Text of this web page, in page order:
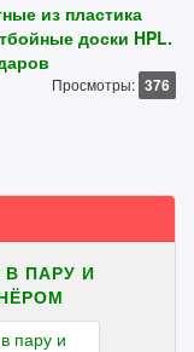
из пластика
доски HPL.
Просмотры: 376
ПАРУ И